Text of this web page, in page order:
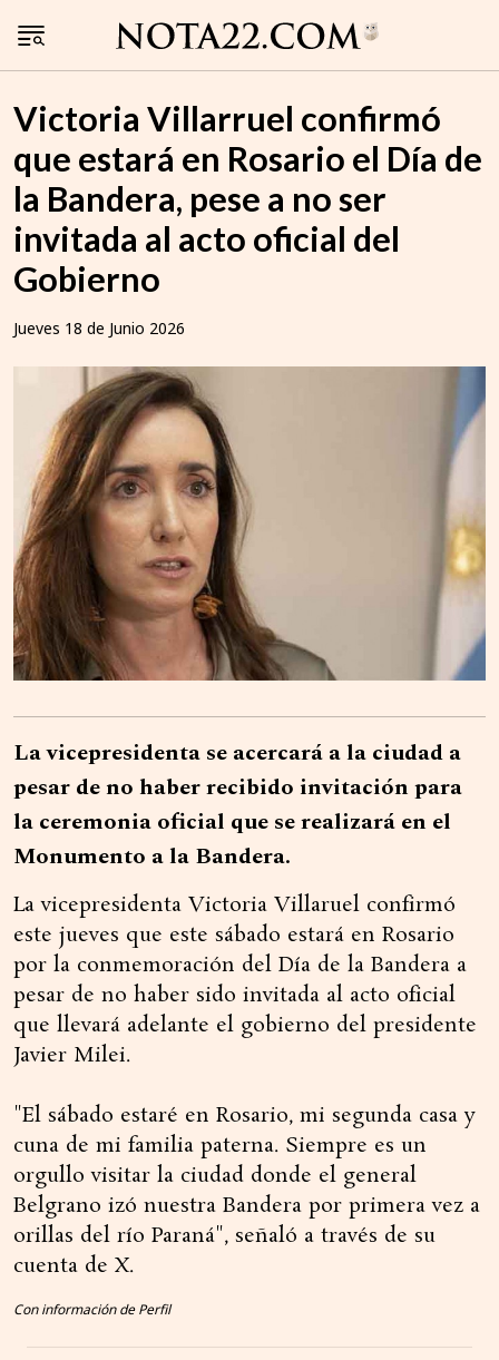
Victoria Villarruel confirmó
que estará en Rosario el Día de
la Bandera, pese a no ser
invitada al acto oficial del
Gobierno
Jueves 18 de Junio 2026
La vicepresidenta se acercará a la ciudad a
pesar de no haber recibido invitación para
la ceremonia oficial que se realizará en el
Monumento a la Bandera.
La vicepresidenta Victoria Villaruel confirmó
este jueves que este sábado estará en Rosario
por la conmemoración del Día de la Bandera a
pesar de no haber sido invitada al acto oficial
que llevará adelante el gobierno del presidente
Javier Milei.
"El sábado estaré en Rosario, mi segunda casa y
cuna de mi familia paterna. Siempre es un
orgullo visitar la ciudad donde el general
Belgrano izó nuestra Bandera por primera vez a
orillas del río Paraná", señaló a través de su
cuenta de X.
Con información de Perfil